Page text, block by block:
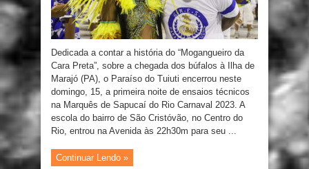
Dedicada a contar a história do “Mogangueiro da
Cara Preta”, sobre a chegada dos búfalos à Ilha de
Marajó (PA), o Paraíso do Tuiuti encerrou neste
domingo, 15, a primeira noite de ensaios técnicos
na Marquês de Sapucaí do Rio Carnaval 2023. A
escola do bairro de São Cristóvão, no Centro do
Rio, entrou na Avenida às 22h30m para seu ...
Continuar Lendo »